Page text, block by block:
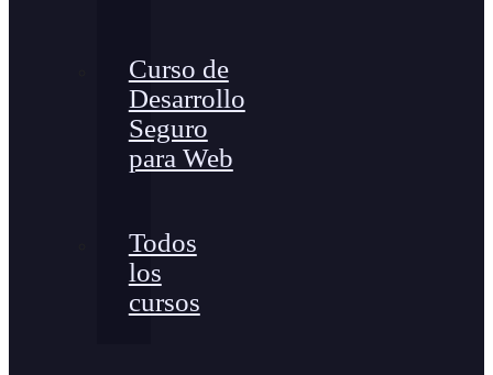
Curso de
Desarrollo
Seguro
para Web
Todos
los
cursos